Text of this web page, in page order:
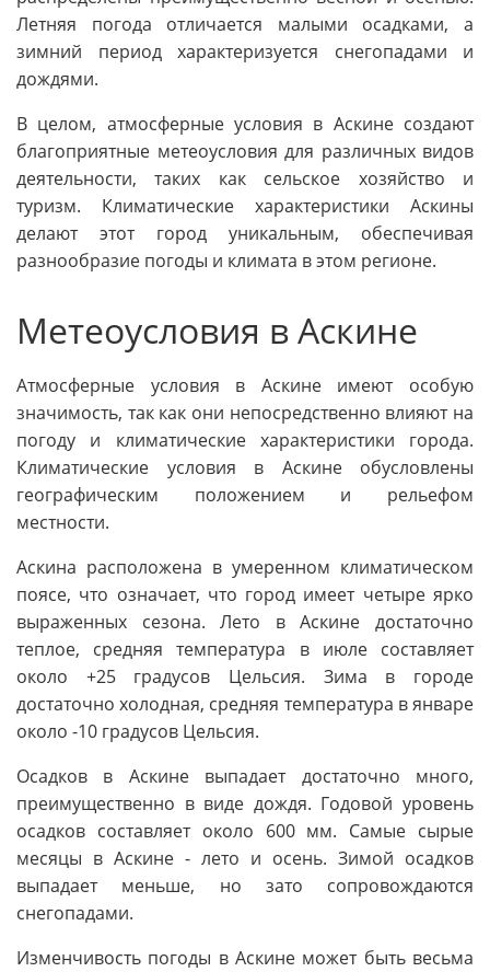
Летняя погода отличается малыми осадками, а
зимний период характеризуется снегопадами и
дождями.
В целом, атмосферные условия в Аскине создают
благоприятные метеоусловия для различных видов
деятельности, таких как сельское хозяйство и
туризм. Климатические характеристики Аскины
делают этот город уникальным, обеспечивая
разнообразие погоды и климата в этом регионе.
Метеоусловия в Аскине
Атмосферные условия в Аскине имеют особую
значимость, так как они непосредственно влияют на
погоду и климатические характеристики города.
Климатические условия в Аскине обусловлены
географическим положением и рельефом
местности.
Аскина расположена в умеренном климатическом
поясе, что означает, что город имеет четыре ярко
выраженных сезона. Лето в Аскине достаточно
теплое, средняя температура в июле составляет
около +25 градусов Цельсия. Зима в городе
достаточно холодная, средняя температура в январе
около -10 градусов Цельсия.
Осадков в Аскине выпадает достаточно много,
преимущественно в виде дождя. Годовой уровень
осадков составляет около 600 мм. Самые сырые
месяцы в Аскине - лето и осень. Зимой осадков
выпадает меньше, но зато сопровождаются
снегопадами.
Изменчивость погоды в Аскине может быть весьма